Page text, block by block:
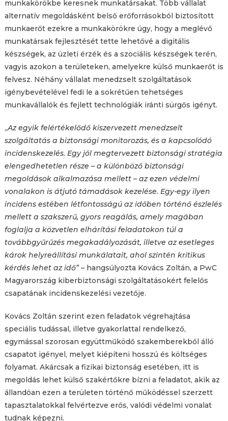
munkakörökbe keresnek munkatársakat. Több vállalat
alternatív megoldásként belső erőforrásokból biztosított
munkaerőt ezekre a munkakörökre úgy, hogy a meglévő
munkatársak fejlesztését tette lehetővé a digitális
készségek, az üzleti érzék és a szociális készségek terén,
vagyis azokon a területeken, amelyekre külső munkaerőt is
felvesz. Néhány vállalat menedzselt szolgáltatások
igénybevételével fedi le a sokrétűen tehetséges
munkavállalók és fejlett technológiák iránti sürgős igényt.
„Az egyik felértékelődő kiszervezett menedzselt
szolgáltatás a biztonsági monitorozás, és a kapcsolódó
incidenskezelés. Egy jól megtervezett biztonsági stratégia
elengedhetetlen része – a különböző biztonsági
megoldások alkalmazása mellett – az ezen védelmi
vonalakon is átjutó támadások kezelése. Egy-egy ilyen
incidens estében létfontosságú az időben történő észlelés
mellett a szakszerű, gyors reagálás, amely magában
foglalja a közvetlen elhárítási feladatokon túl a
továbbgyűrűzés megakadályozását, illetve az esetleges
károk helyreállítási munkálatait, ahol szintén kritikus
kérdés lehet az idő” –hangsúlyozta Kovács Zoltán, a PwC
Magyarország kiberbiztonsági szolgáltatásokért felelős
csapatának incidenskezelési vezetője.
Kovács Zoltán szerint ezen feladatok végrehajtása
speciális tudással, illetve gyakorlattal rendelkező,
egymással szorosan együttműködő szakemberekből álló
csapatot igényel, melyet kiépíteni hosszú és költséges
folyamat. Akárcsak a fizikai biztonság esetében, itt is
megoldás lehet külső szakértőkre bízni a feladatot, akik az
állandóan ezen a területen történő működéssel szerzett
tapasztalatokkal felvértezve erős, valódi védelmi vonalat
tudnak képezni.